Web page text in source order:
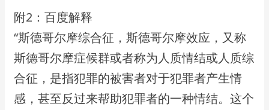
​附2：​百度解释
​“斯德哥尔摩综合征，斯德哥尔摩效应，又称
斯德哥尔摩症候群或者称为人质情结或人质综
合征，​是指犯罪的被害者对于犯罪者产生情
感，甚至反过来帮助犯罪者的一种情结。这个